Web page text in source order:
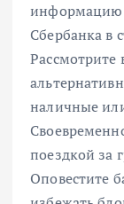
информацию
Сбербанка в
Рассмотрите
наличные
поездкой за
Оповестите